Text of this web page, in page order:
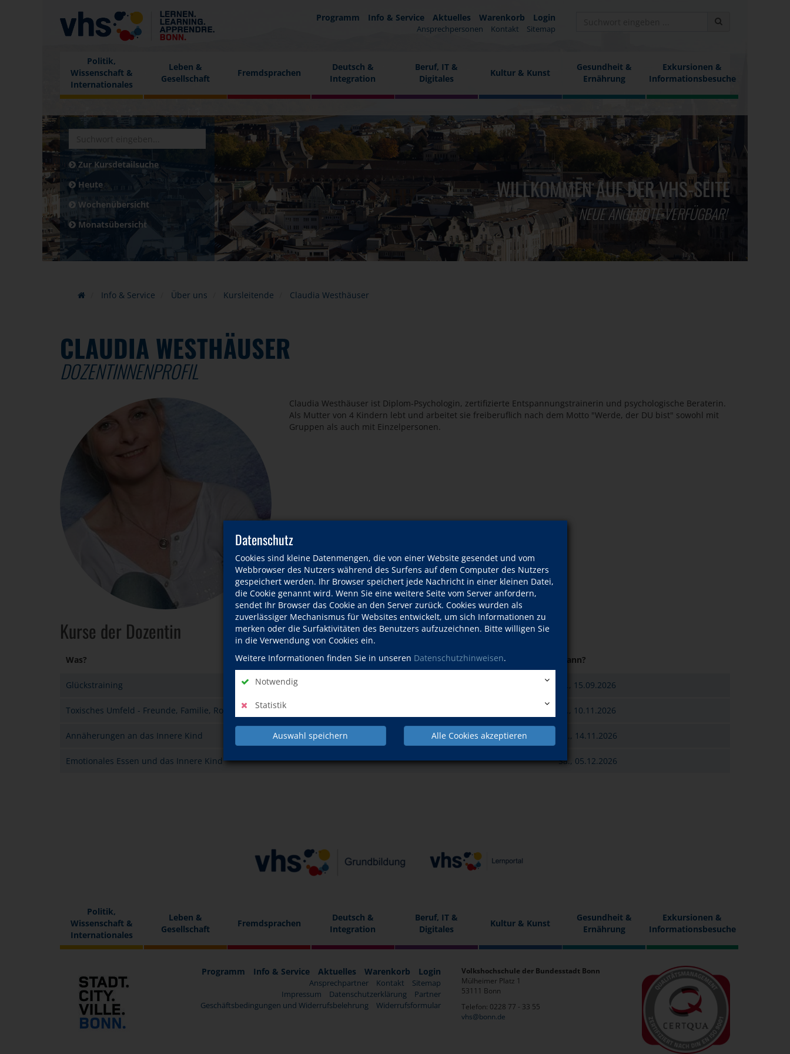
Datenschutz
Cookies sind kleine Datenmengen, die von einer Website gesendet und vom
Webbrowser des Nutzers während des Surfens auf dem Computer des Nutzers
gespeichert werden. Ihr Browser speichert jede Nachricht in einer kleinen Datei,
die Cookie genannt wird. Wenn Sie eine weitere Seite vom Server anfordern,
sendet Ihr Browser das Cookie an den Server zurück. Cookies wurden als
zuverlässiger Mechanismus für Websites entwickelt, um sich Informationen zu
merken oder die Surfaktivitäten des Benutzers aufzuzeichnen. Bitte willigen Sie
in die Verwendung von Cookies ein.
Weitere Informationen finden Sie in unseren Datenschutzhinweisen.
Notwendig
Statistik
Auswahl speichern Alle Cookies akzeptieren
Programm Info & Service Aktuelles Warenkorb Login
Ansprechpersonen Kontakt Sitemap
Politik,
Wissenschaft &
Internationales
Leben &
Gesellschaft
Fremdsprachen
Deutsch &
Integration
Beruf, IT &
Digitales
Kultur & Kunst
Gesundheit &
Ernährung
Exkursionen &
Informationsbesuche
Zur Kursdetailsuche
Heute
Wochenübersicht
Monatsübersicht
WILLKOMMEN AUF DER VHS-SEITE
NEUE ANGEBOTE VERFÜGBAR!
Info & Service Über uns Kursleitende Claudia Westhäuser
CLAUDIA WESTHÄUSER
DOZENTINNENPROFIL
Claudia Westhäuser ist Diplom-Psychologin, zertifizierte Entspannungstrainerin und psychologische Beraterin.
Als Mutter von 4 Kindern lebt und arbeitet sie freiberuflich nach dem Motto "Werde, der DU bist" sowohl mit
Gruppen als auch mit Einzelpersonen.
Kurse der Dozentin
Was? Wann?
Glückstraining Di., 15.09.2026
Toxisches Umfeld - Freunde, Familie, Romantik Di., 10.11.2026
Annäherungen an das Innere Kind Sa., 14.11.2026
Emotionales Essen und das Innere Kind Sa., 05.12.2026
Politik,
Wissenschaft &
Internationales
Leben &
Gesellschaft
Fremdsprachen
Deutsch &
Integration
Beruf, IT &
Digitales
Kultur & Kunst
Gesundheit &
Ernährung
Exkursionen &
Informationsbesuche
Programm Info & Service Aktuelles Warenkorb Login
Ansprechpartner Kontakt
Sitemap
Impressum
Datenschutzerklärung
Partner
Geschäftsbedingungen und Widerrufsbelehrung
Widerrufsformular
Volkshochschule der Bundesstadt Bonn
Mülheimer Platz 1
53111 Bonn
Telefon: 0228 77 - 33 55
vhs@bonn.de